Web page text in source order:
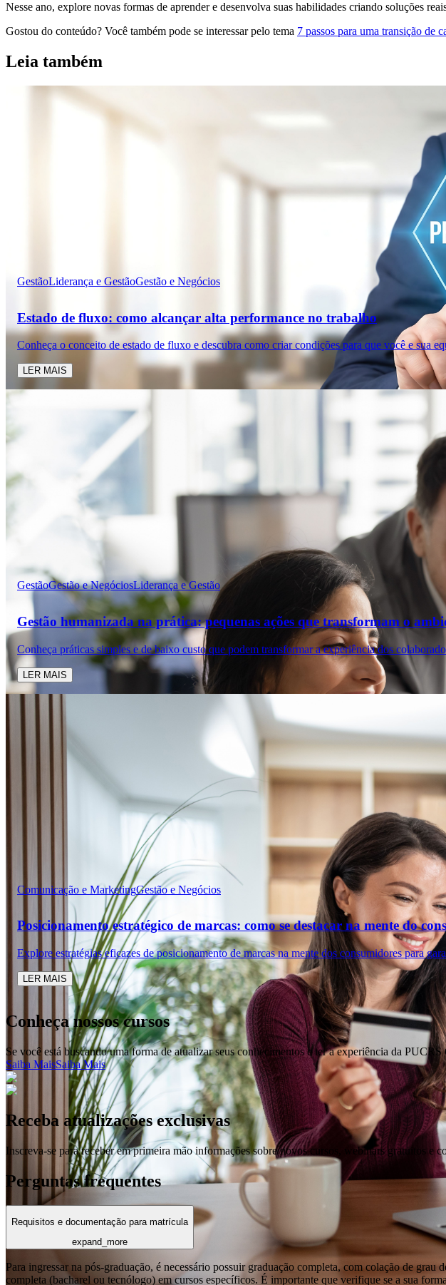
Nesse ano, explore novas formas de aprender e desenvolva suas habilidades criando soluções
Gostou do conteúdo? Você também pode se interessar pelo tema 7 passos para uma transição de
Leia também
GestãoLiderança e GestãoGestão e Negócios
Estado de fluxo: como alcançar alta performance no trabalho
Conheça o conceito de estado de fluxo e descubra como criar condições para que você e sua
LER MAIS
GestãoGestão e NegóciosLiderança e Gestão
Gestão humanizada na prática: pequenas ações que transformam o
Conheça práticas simples e de baixo custo que podem transformar a experiência dos
LER MAIS
Comunicação e MarketingGestão e Negócios
Posicionamento estratégico de marcas: como se destacar na mente do
Explore estratégias eficazes de posicionamento de marcas na mente dos consumidores para
LER MAIS
Conheça nossos cursos
Se você está buscando uma forma de atualizar seus conhecimentos e ter a experiência da
Saiba MaisSaiba Mais
Receba atualizações exclusivas
Inscreva-se para receber em primeira mão informações sobre novos cursos, webinars gratuitos e
Perguntas frequentes
Requisitos e documentação para matrícula
expand_more
Para ingressar na pós-graduação, é necessário possuir graduação completa, com colação de
completa (bacharel ou tecnólogo) em cursos específicos. É importante que verifique se a sua